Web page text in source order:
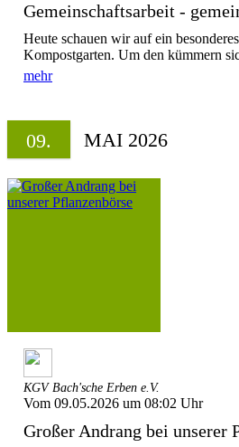
Gemeinschaftsarbeit -
Heute schauen wir auf ein
Kompostgarten. Um den kümmern
mehr
09. MAI 2026
KGV Bach'sche Erben e.V.
Vom 09.05.2026 um 08:02 Uhr
Großer Andrang bei unserer